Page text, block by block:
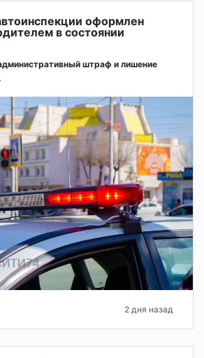
оформлен
в состоянии
штраф и лишение
2 дня назад